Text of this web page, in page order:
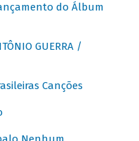
do Álbum
GUERRA /
Canções